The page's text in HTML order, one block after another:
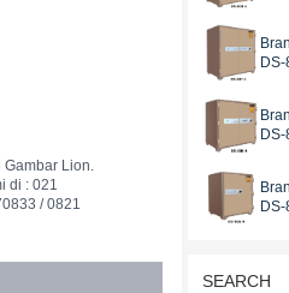
Gambar Lion.
di : 021
/ 0821
DS-
DS-
DS-
SEARCH